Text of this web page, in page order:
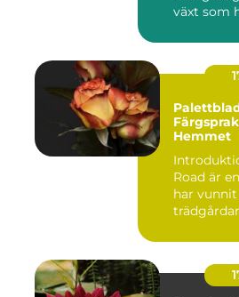
växt som
Hemmet
Introduktion Palettblad
Road är
har